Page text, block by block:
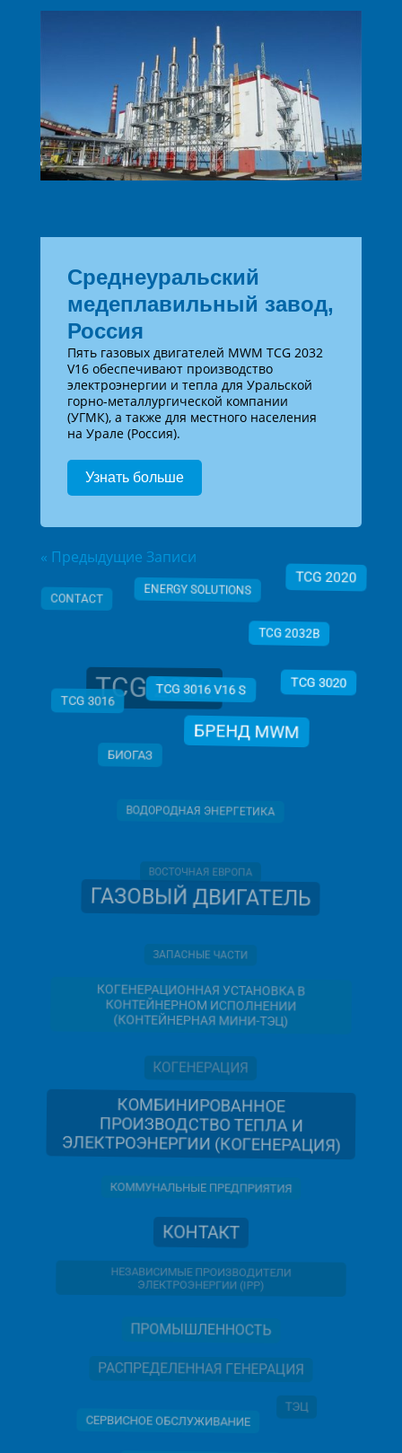
Среднеуральский
медеплавильный завод,
Россия
Пять газовых двигателей MWM TCG 2032
V16 обеспечивают производство
электроэнергии и тепла для Уральской
горно-металлургической компании
(УГМК), а также для местного населения
на Урале (Россия).
Узнать больше
« Предыдущие Записи
CONTACT ENERGY SOLUTIONS TCG 2020
TCG 2032
TCG 2032B
TCG 3016 TCG 3016 V16 S
TCG 3020
БИОГАЗ
БРЕНД MWM
ВОСТОЧНАЯ ЕВРОПА
ГАЗОВЫЙ ДВИГАТЕЛЬ
ЗАПАСНЫЕ ЧАСТИ
КОГЕНЕРАЦИОННАЯ УСТАНОВКА В
КОНТЕЙНЕРНОМ ИСПОЛНЕНИИ
(КОНТЕЙНЕРНАЯ МИНИ-ТЭЦ)
КОГЕНЕРАЦИЯ
КОМБИНИРОВАННОЕ
ПРОИЗВОДСТВО ТЕПЛА И
ЭЛЕКТРОЭНЕРГИИ (КОГЕНЕРАЦИЯ)
КОММУНАЛЬНЫЕ ПРЕДПРИЯТИЯ
КОНТАКТ
НЕЗАВИСИМЫЕ ПРОИЗВОДИТЕЛИ
ЭЛЕКТРОЭНЕРГИИ (IPP)
ПРОМЫШЛЕННОСТЬ
РАСПРЕДЕЛЕННАЯ ГЕНЕРАЦИЯ
СЕРВИСНОЕ ОБСЛУЖИВАНИЕ
ТЭЦ